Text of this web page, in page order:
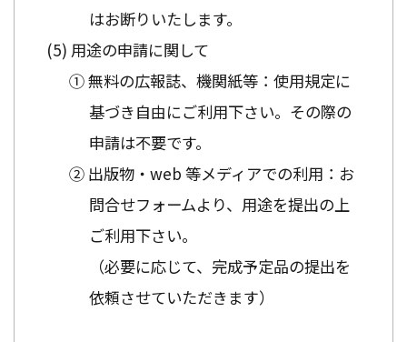
はお断りいたします。
用途の申請に関して
① 無料の広報誌、機関紙等：使用規定に
基づき自由にご利用下さい。その際の
申請は不要です。
② 出版物・web 等メディアでの利用：お
問合せフォームより、用途を提出の上
ご利用下さい。
（必要に応じて、完成予定品の提出を
依頼させていただきます）